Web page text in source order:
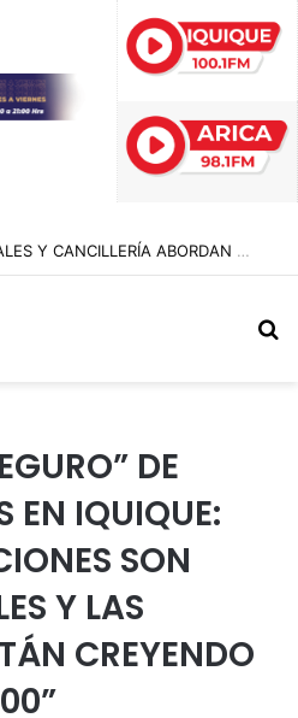
AUTORIDADES REGIONALES Y CANCILLERÍA ABORDAN SEGURIDAD TRANSNACIONAL EN EL CORREDOR BIOCEÁNICO
DE
EN IQUIQUE:
SON
Y LAS
CREYENDO